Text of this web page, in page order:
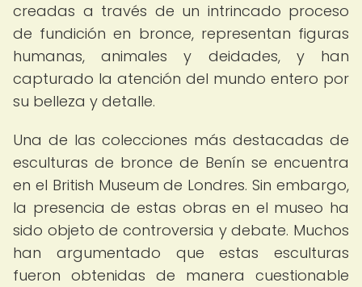
creadas a través de un intrincado proceso
de fundición en bronce, representan figuras
humanas, animales y deidades, y han
capturado la atención del mundo entero por
su belleza y detalle.
Una de las colecciones más destacadas de
esculturas de bronce de Benín se encuentra
en el British Museum de Londres. Sin embargo,
la presencia de estas obras en el museo ha
sido objeto de controversia y debate. Muchos
han argumentado que estas esculturas
fueron obtenidas de manera cuestionable